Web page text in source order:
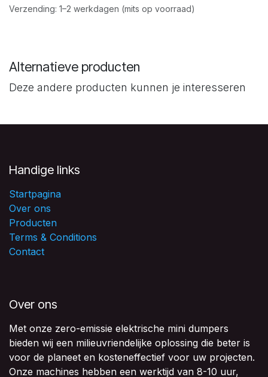
Verzending: 1–2 werkdagen (mits op voorraad)
Alternatieve producten
Deze andere producten kunnen je interesseren
Handige links
Startpagina
Over ons
Producten
Terms & Conditions
Contact
Over ons
Met onze zero-emissie elektrische mini dumpers
bieden wij een milieuvriendelijke oplossing die beter is
voor de planeet en kosteneffectief voor uw projecten.
Onze machines hebben een werktijd van 8-10 uur,